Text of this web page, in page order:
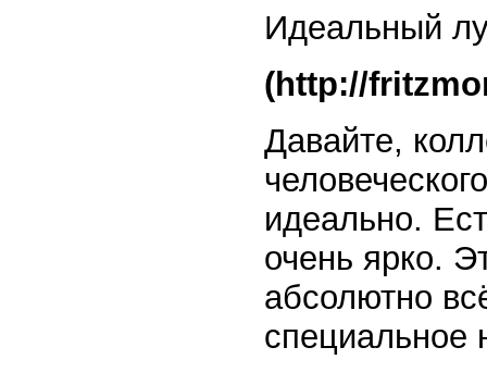
Идеальный
(http://
Давайте,
идеально.
очень ярко.
абсолютно
специальное